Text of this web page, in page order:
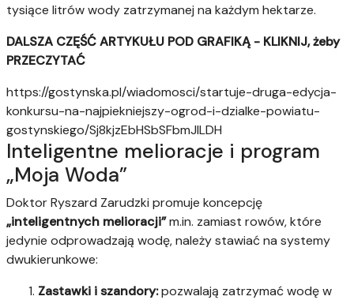
tysiące litrów wody zatrzymanej na każdym hektarze.
DALSZA CZĘŚĆ ARTYKUŁU POD GRAFIKĄ - KLIKNIJ, żeby
PRZECZYTAĆ
https://gostynska.pl/wiadomosci/startuje-druga-edycja-
konkursu-na-najpiekniejszy-ogrod-i-dzialke-powiatu-
gostynskiego/Sj8kjzEbHSbSFbmJlLDH
Inteligentne melioracje i program
„Moja Woda”
Doktor Ryszard Zarudzki promuje koncepcję
„inteligentnych melioracji”m.in. zamiast rowów, które
jedynie odprowadzają wodę, należy stawiać na systemy
dwukierunkowe:
Zastawki i szandory:pozwalają zatrzymać wodę w